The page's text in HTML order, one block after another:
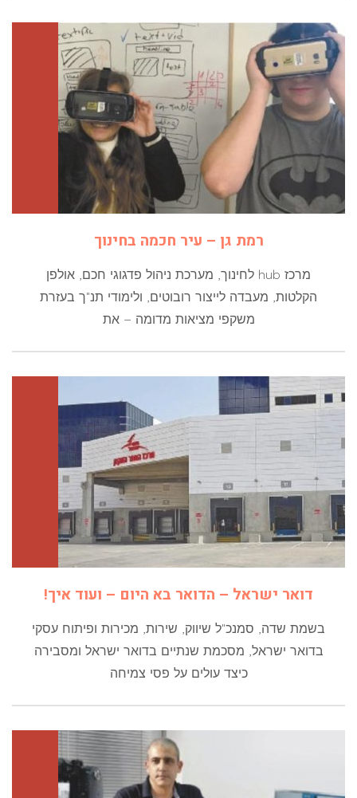
רמת גן – עיר חכמה בחינוך
מרכז hub לחינוך, מערכת ניהול פדגוגי חכם, אולפן
הקלטות, מעבדה לייצור רובוטים, ולימודי תנ"ך בעזרת
משקפי מציאות מדומה – את
דואר ישראל – הדואר בא היום – ועוד איך!
בשמת שדה, סמנכ"ל שיווק, שירות, מכירות ופיתוח עסקי
בדואר ישראל, מסכמת שנתיים בדואר ישראל ומסבירה
כיצד עולים על פסי צמיחה